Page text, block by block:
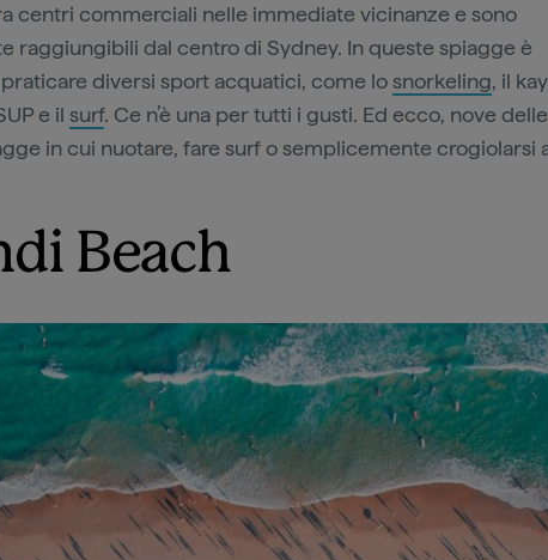
centri commerciali nelle immediate vicinanze e sono
raggiungibili dal centro di Sydney. In queste spiagge è
diversi sport acquatici, come losnorkeling, il
e il surf. Ce n’è una per tutti i gusti. Ed ecco, nove
in cui nuotare, fare surf o semplicemente crogiolarsi
Beach